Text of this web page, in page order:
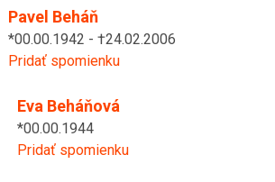
Pavel Beháň
*00.00.1942 - †24.02.2006
Pridať spomienku
Eva Beháňová
*00.00.1944
Pridať spomienku